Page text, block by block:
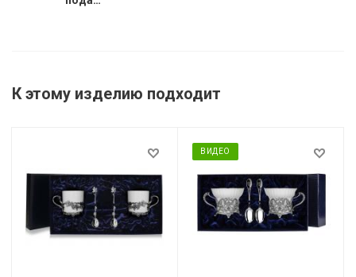
К этому изделию подходит
ВИДЕО